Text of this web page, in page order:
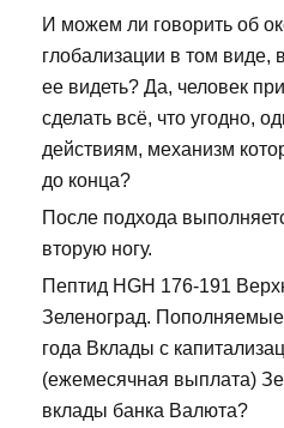
И можем ли говорить об
глобализации в том виде,
ее видеть? Да, человек
сделать всё, что угодно,
действиям, механизм
до конца?
После подхода
вторую ногу.
Пептид HGH 176-191
Зеленоград.
года Вклады с
(ежемесячная выплата)
вклады банка Валюта?